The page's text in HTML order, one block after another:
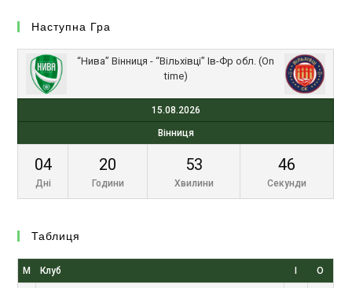
Наступна Гра
“Нива” Вінниця - “Вільхівці” Ів-Фр обл. (On
time)
15.08.2026
Вінниця
04
Дні
20
Години
53
Хвилини
46
Секунди
Таблиця
М Клуб О